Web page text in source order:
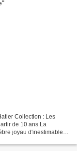
Collection : Les
de 10 ans La
joyau d'inestimable